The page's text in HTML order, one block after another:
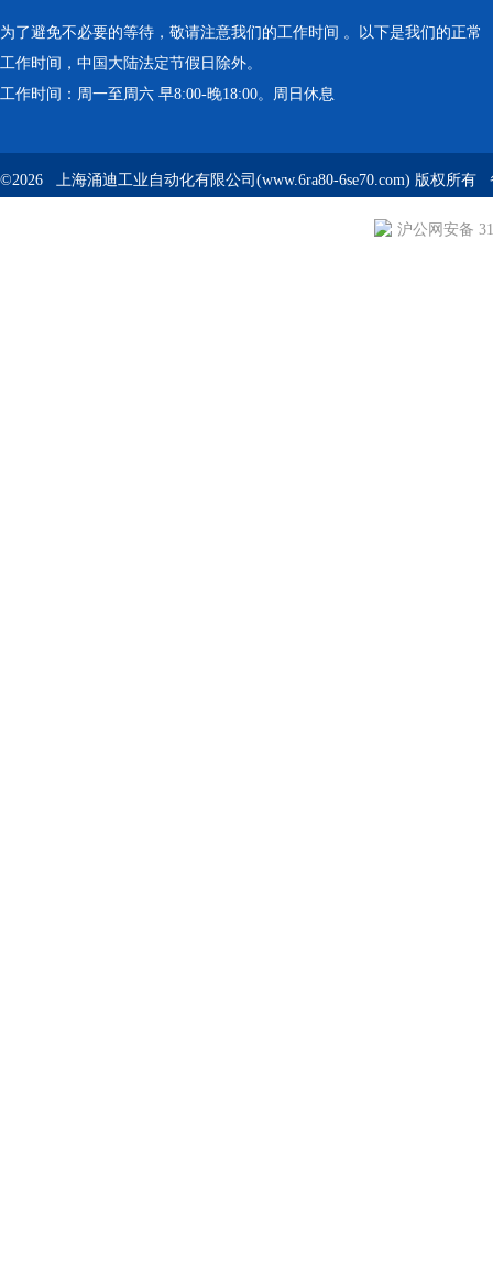
为了避免不必要的等待，敬请注意我们的工作时间 。以下是我们的正常
工作时间，中国大陆法定节假日除外。
工作时间：周一至周六 早8:00-晚18:00。周日休息
©2026 上海涌迪工业自动化有限公司(www.6ra80-6se70.com) 版权所有
沪公网安备